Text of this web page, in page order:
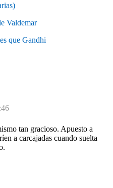
Valdemar
que Gandhi
tan gracioso. Apuesto a
a carcajadas cuando suelta